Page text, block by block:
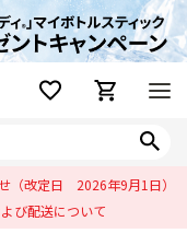
（改定日 2026年9月1日）
び配送について